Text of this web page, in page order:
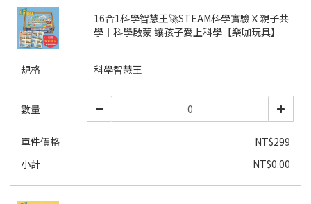
16合1科學智慧王🚀STEAM科學實驗Ｘ親子共
學｜科學啟蒙 讓孩子愛上科學【樂咖玩具】
規格 科學智慧王
數量
單件價格
NT$299
小計
NT$0.00